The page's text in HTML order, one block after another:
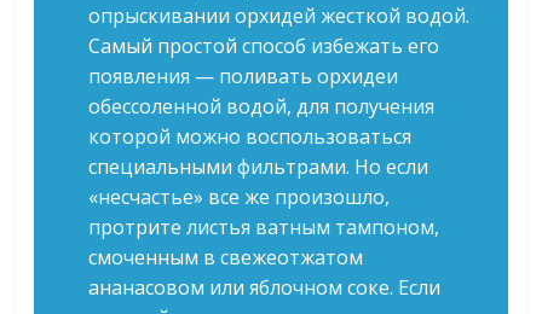
опрыскивании орхидей жесткой водой.
Самый простой способ избежать его
появления — поливать орхидеи
обессоленной водой, для получения
которой можно воспользоваться
специальными фильтрами. Но если
«несчастье» все же произошло,
протрите листья ватным тампоном,
смоченным в свежеотжатом
ананасовом или яблочном соке. Если